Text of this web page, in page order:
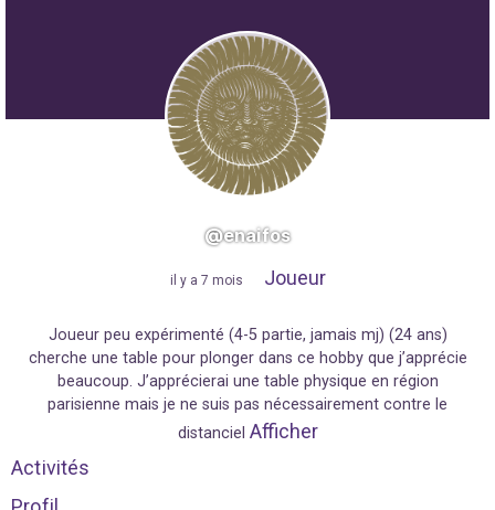
@enaifos
il y a 7 mois Joueur
Joueur peu expérimenté (4-5 partie, jamais mj) (24 ans)
cherche une table pour plonger dans ce hobby que j’apprécie
beaucoup. J’apprécierai une table physique en région
parisienne mais je ne suis pas nécessairement contre le
distanciel Afficher
Activités